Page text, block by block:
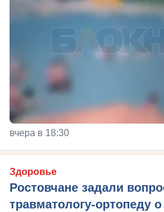
вчера в 18:30
Здоровье
Ростовчане задали
травматологу-ортопеду о